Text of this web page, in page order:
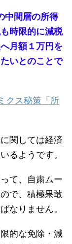
中間層の所得
時限的に減税
月額１万円を
いとのことで
クス秘策「所
関しては経済
るようです。
て、自粛ムー
で、積極果敢
なりません。
的な免除・減